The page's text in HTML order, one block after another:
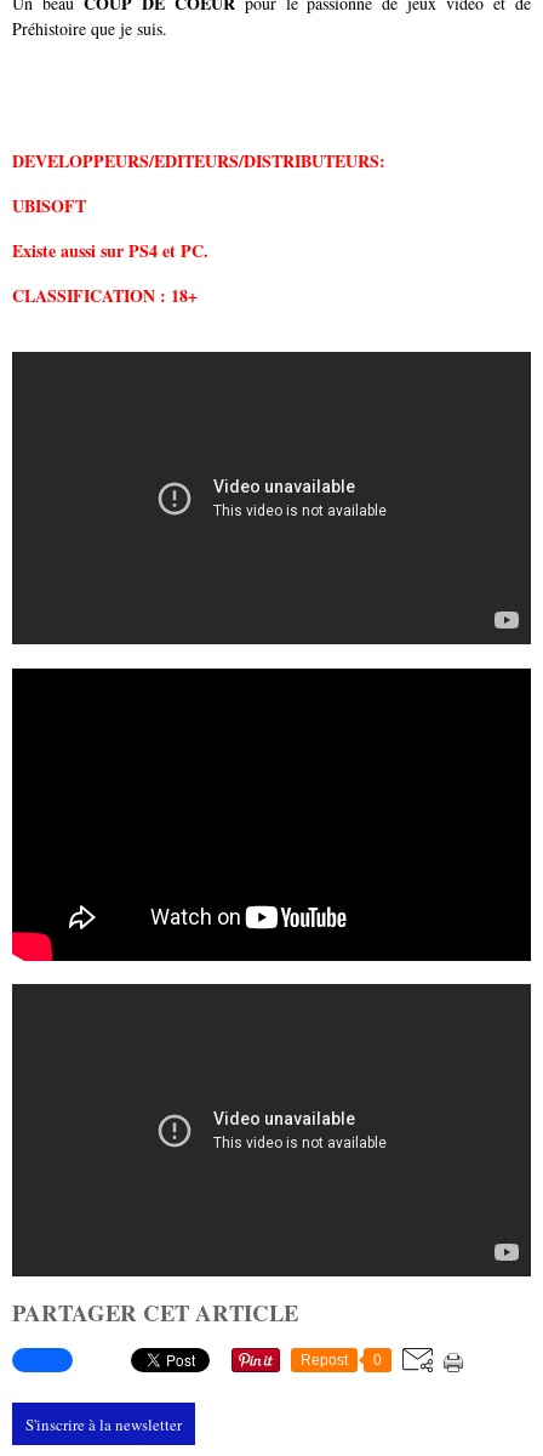
Préhistoire que je suis.
DEVELOPPEURS/EDITEURS/DISTRIBUTEURS:
UBISOFT
Existe aussi sur PS4 et PC.
CLASSIFICATION : 18+
PARTAGER CET ARTICLE
Repost 0
S'inscrire à la newsletter